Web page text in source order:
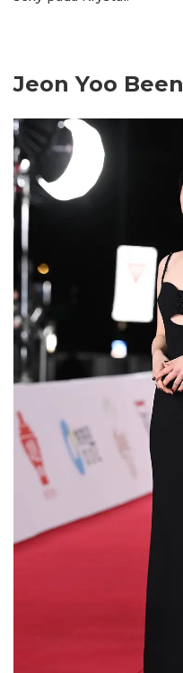
Jeon Yoo Been